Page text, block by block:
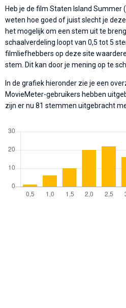
Heb je de film Staten Island Summer
weten hoe goed of juist slecht je
het mogelijk om een stem uit te
schaalverdeling loopt van 0,5 tot 5
filmliefhebbers op deze site
stem. Dit kan door je mening op te
In de grafiek hieronder zie je een
MovieMeter-gebruikers hebben
zijn er nu 81 stemmen uitgebracht